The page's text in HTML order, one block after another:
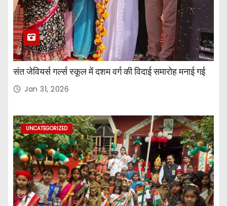
संत जेवियर्स गर्ल्स स्कूल में दशम वर्ग की विदाई समारोह मनाई गई
Jan 31, 2026
UNCATEGORIZED